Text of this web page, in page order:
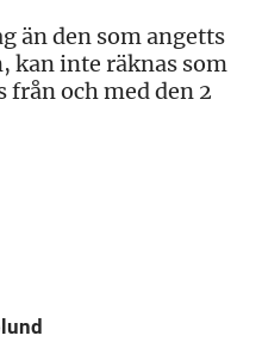
än den som angetts
kan inte räknas som
från och med den 2